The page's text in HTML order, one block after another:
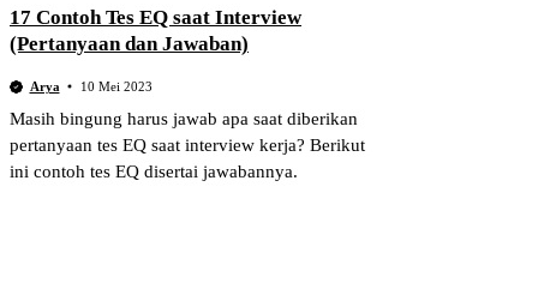
17 Contoh Tes EQ saat Interview
(Pertanyaan dan Jawaban)
Arya 10 Mei 2023
Masih bingung harus jawab apa saat diberikan
pertanyaan tes EQ saat interview kerja? Berikut
ini contoh tes EQ disertai jawabannya.